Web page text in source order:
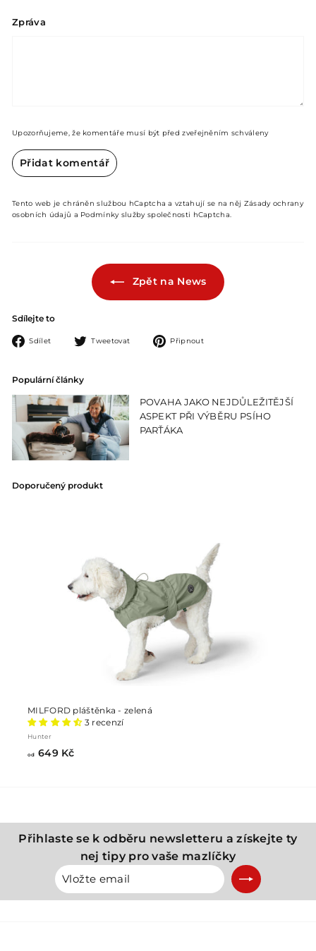
Zpráva
Upozorňujeme, že komentáře musí být před zveřejněním schváleny
Přidat komentář
Tento web je chráněn službou hCaptcha a vztahují se na něj Zásady ochrany
osobních údajů a Podmínky služby společnosti hCaptcha.
Zpět na News
Sdílejte to
Sdílet
Sdílet
Tweetovat
TweetovatPřipnout
Populární články
POVAHA JAKO NEJDŮLEŽITĚJŠÍ
ASPEKT PŘI VÝBĚRU PSÍHO
PARŤÁKA
Doporučený produkt
MILFORD pláštěnka - zelená
3 recenzí
Hunter
od 649 Kčod
Přihlaste se k odběru newsletteru a získejte ty
nej tipy pro vaše mazlíčky
Vložte
email
Přihlásit
se
k